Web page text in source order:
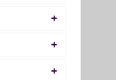
+
+
+